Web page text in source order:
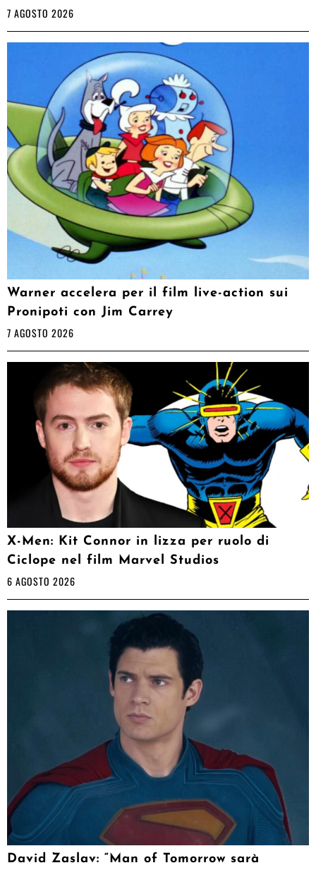
7 AGOSTO 2026
Warner accelera per il film live-action sui
Pronipoti con Jim Carrey
7 AGOSTO 2026
X-Men: Kit Connor in lizza per ruolo di
Ciclope nel film Marvel Studios
6 AGOSTO 2026
David Zaslav: “Man of Tomorrow sarà